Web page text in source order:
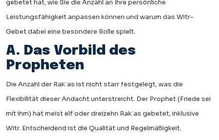
gebetet hat, wie Sie die Anzahl an Ihre persönliche
Leistungsfähigkeit anpassen können und warum das Witr-
Gebet dabei eine besondere Rolle spielt.
A. Das Vorbild des
Propheten
Die Anzahl der Rakʿas ist nicht starr festgelegt, was die
Flexibilität dieser Andacht unterstreicht. Der Prophet (Friede sei
mit ihm) hat meist elf oder dreizehn Rakʿas gebetet, inklusive
Witr. Entscheidend ist die Qualität und Regelmäßigkeit.